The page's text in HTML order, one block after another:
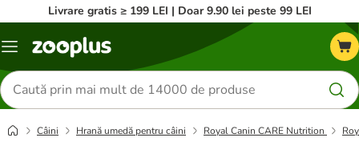
Livrare gratis ≥ 199 LEI | Doar 9.90 lei peste 99 LEI
Categorii
Căutare
produse
Câini Hrană umedă pentru câini Royal Canin CARE Nutrition